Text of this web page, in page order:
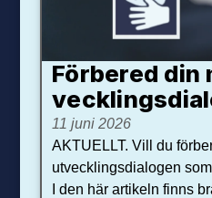
Förbered
11 juni 2026
AKTUELLT. Vill du
utvecklingsdialogen
I den här artikeln finns